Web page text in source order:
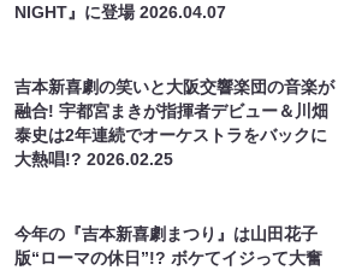
NIGHT』に登場2026.04.07
吉本新喜劇の笑いと大阪交響楽団の音楽が
融合! 宇都宮まきが指揮者デビュー＆川畑
泰史は2年連続でオーケストラをバックに
大熱唱!?2026.02.25
今年の『吉本新喜劇まつり』は山田花子
版“ローマの休日”!? ボケてイジって大奮